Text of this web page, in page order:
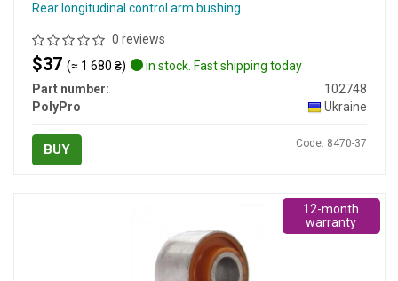
Rear longitudinal control arm bushing
0 reviews
$37 (≈ 1 680 ₴)
in stock. Fast shipping today
Part number:
102748
PolyPro
Ukraine
BUY Code: 8470-37
12-month
warranty